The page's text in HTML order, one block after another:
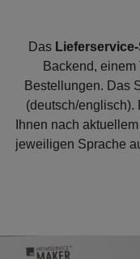
Das
Backend,
Bestellungen. Das
(deutsch/englisch).
Ihnen nach
jeweiligen Sprache